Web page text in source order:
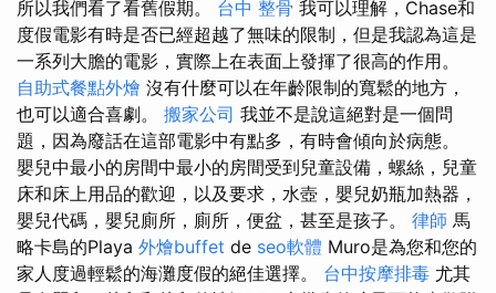
所以我們看了看舊假期。 台中 整骨 我可以理解，Chase和
度假電影有時是否已經超越了無味的限制，但是我認為這是
一系列大膽的電影，實際上在表面上發揮了很高的作用。
自助式餐點外燴 沒有什麼可以在年齡限制的寬鬆的地方，
也可以適合喜劇。 搬家公司 我並不是說這絕對是一個問
題，因為廢話在這部電影中有點多，有時會傾向於病態。
嬰兒中最小的房間中最小的房間受到兒童設備，螺絲，兒童
床和床上用品的歡迎，以及要求，水壺，嬰兒奶瓶加熱器，
嬰兒代碼，嬰兒廁所，廁所，便盆，甚至是孩子。 律師 馬
略卡島的Playa 外燴buffet de seo軟體 Muro是為您和您的
家人度過輕鬆的海灘度假的絕佳選擇。 台中按摩排毒 尤其